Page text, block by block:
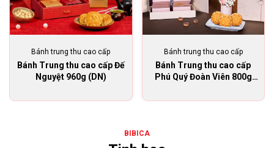
Bánh trung thu cao cấp
Bánh Trung thu cao cấp Đế
Nguyệt 960g (DN)
Bánh trung thu cao cấp
Bánh Trung thu cao cấp
Phú Quý Đoàn Viên 800g
BIBICA